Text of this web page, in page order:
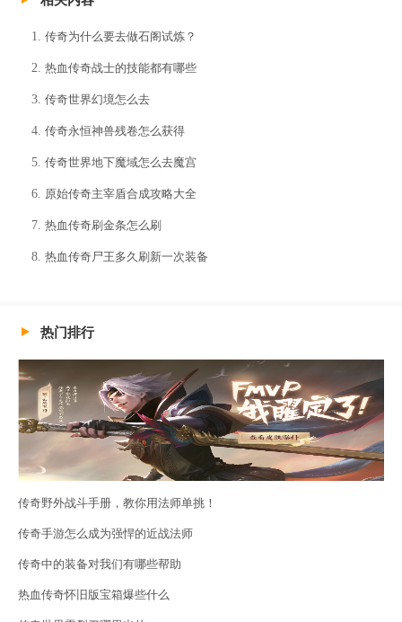
传奇为什么要去做石阁试炼？
热血传奇战士的技能都有哪些
传奇世界幻境怎么去
传奇永恒神兽残卷怎么获得
传奇世界地下魔域怎么去魔宫
原始传奇主宰盾合成攻略大全
热血传奇刷金条怎么刷
热血传奇尸王多久刷新一次装备
热门排行
传奇野外战斗手册，教你用法师单挑！
传奇手游怎么成为强悍的近战法师
传奇中的装备对我们有哪些帮助
热血传奇怀旧版宝箱爆些什么